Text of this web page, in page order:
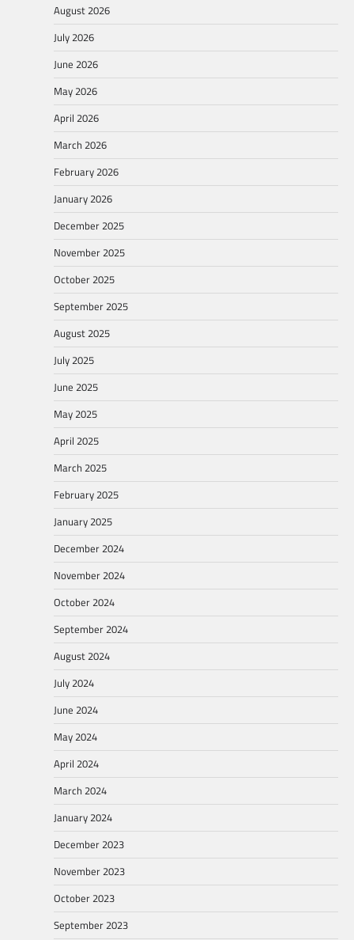
August 2026
July 2026
June 2026
May 2026
April 2026
March 2026
February 2026
January 2026
December 2025
November 2025
October 2025
September 2025
August 2025
July 2025
June 2025
May 2025
April 2025
March 2025
February 2025
January 2025
December 2024
November 2024
October 2024
September 2024
August 2024
July 2024
June 2024
May 2024
April 2024
March 2024
January 2024
December 2023
November 2023
October 2023
September 2023